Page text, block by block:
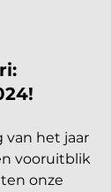
van het jaar
vooruitblik
onze